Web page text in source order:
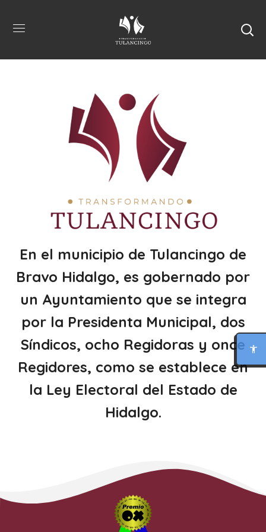
En el municipio de Tulancingo de
Bravo Hidalgo, es gobernado por
un Ayuntamiento que se integra
por la Presidenta Municipal, dos
Síndicos, ocho Regidoras y once
Regidores, como se establece en
la Ley Electoral del Estado de
Hidalgo.
MODO FOCO
LECTURA PARA DISLEXIA
BIONIC READING
RESUMIR ESTA PÁGINA